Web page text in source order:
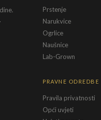
Prstenje
Narukvice
Ogrlice
Naušnice
Lab-Grown
PRAVNE ODREDBE
Pravila privatnosti
Opći uvjeti